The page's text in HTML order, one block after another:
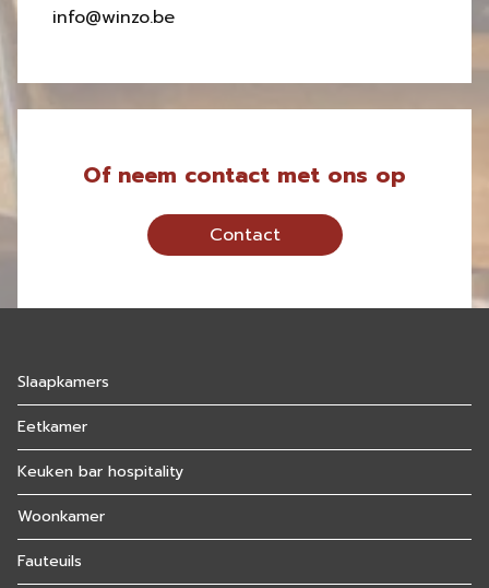
info@winzo.be
Of neem contact met ons op
Contact
Slaapkamers
Eetkamer
Keuken bar hospitality
Woonkamer
Fauteuils